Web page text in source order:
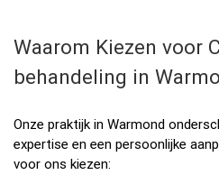
Waarom Kiezen voor
behandeling in
Onze praktijk in Warmond
expertise en een persoonlijke
voor ons kiezen: